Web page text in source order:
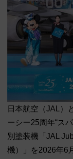
日本航空（JAL）
ーシー25周年“ス
別塗装機「JAL
機）」を2026年6